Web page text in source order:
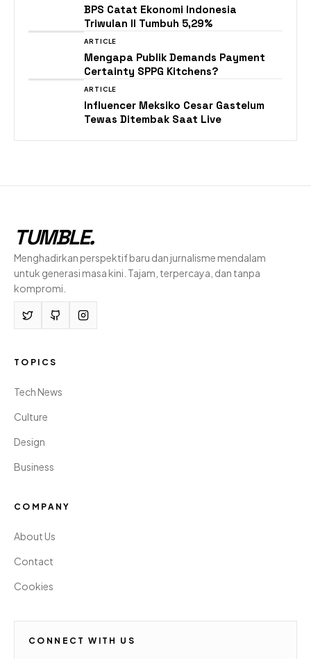
BPS Catat Ekonomi Indonesia
Triwulan II Tumbuh 5,29%
ARTICLE
Mengapa Publik Demands Payment
Certainty SPPG Kitchens?
ARTICLE
Influencer Meksiko Cesar Gastelum
Tewas Ditembak Saat Live
TUMBLE.
Menghadirkan perspektif baru dan jurnalisme mendalam
untuk generasi masa kini. Tajam, terpercaya, dan tanpa
kompromi.
TOPICS
Tech News
Culture
Design
Business
COMPANY
About Us
Contact
Cookies
CONNECT WITH US